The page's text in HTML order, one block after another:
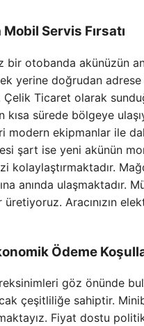
Servis Fırsatı
bir otobanda akünüzün
yerine doğrudan
Çelik Ticaret olarak
sürede bölgeye
modern ekipmanlar ile
şart ise yeni akünün
kolaylaştırmaktadır.
anında ulaşmaktadır.
Aracınızın
Ödeme
göz önünde
çeşitliliğe sahiptir.
Fiyat dostu